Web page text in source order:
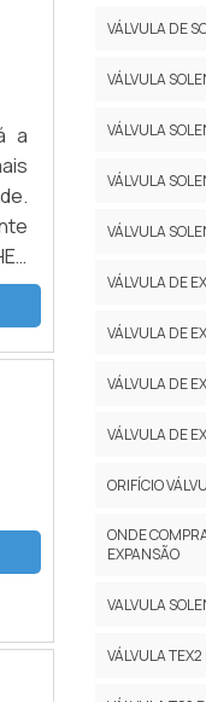
a
VÁLVULA DE
VÁLVULA
VÁLVULA
VÁLVULA
VÁLVULA
VÁLVULA DE
VÁLVULA DE
VÁLVULA DE
VÁLVULA DE
ORIFÍCIO
ONDE
EXPANSÃO
VALVULA
VÁLVULA